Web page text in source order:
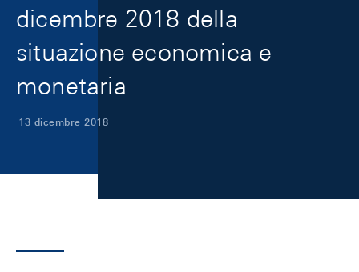
dicembre 2018 della
situazione economica e
monetaria
13 dicembre 2018